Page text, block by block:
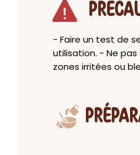
- Faire un test de
utilisation. - Ne
zones irritées ou